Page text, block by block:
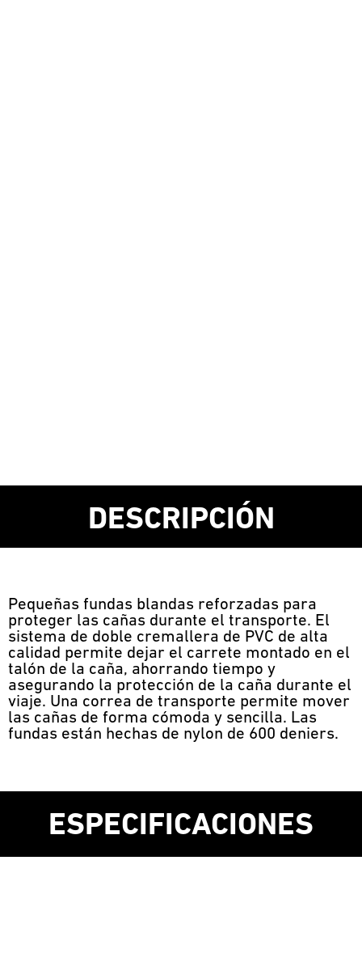
DESCRIPCIÓN
Pequeñas fundas blandas reforzadas para
proteger las cañas durante el transporte. El
sistema de doble cremallera de PVC de alta
calidad permite dejar el carrete montado en el
talón de la caña, ahorrando tiempo y
asegurando la protección de la caña durante el
viaje. Una correa de transporte permite mover
las cañas de forma cómoda y sencilla. Las
fundas están hechas de nylon de 600 deniers.
ESPECIFICACIONES